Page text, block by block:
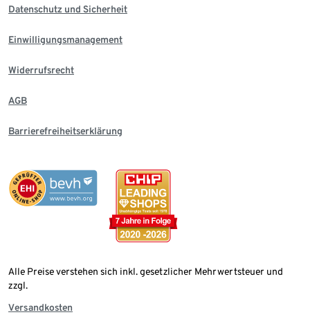
Datenschutz und Sicherheit
Einwilligungsmanagement
Widerrufsrecht
AGB
Barrierefreiheitserklärung
Alle Preise verstehen sich inkl. gesetzlicher Mehrwertsteuer und
zzgl.
Versandkosten